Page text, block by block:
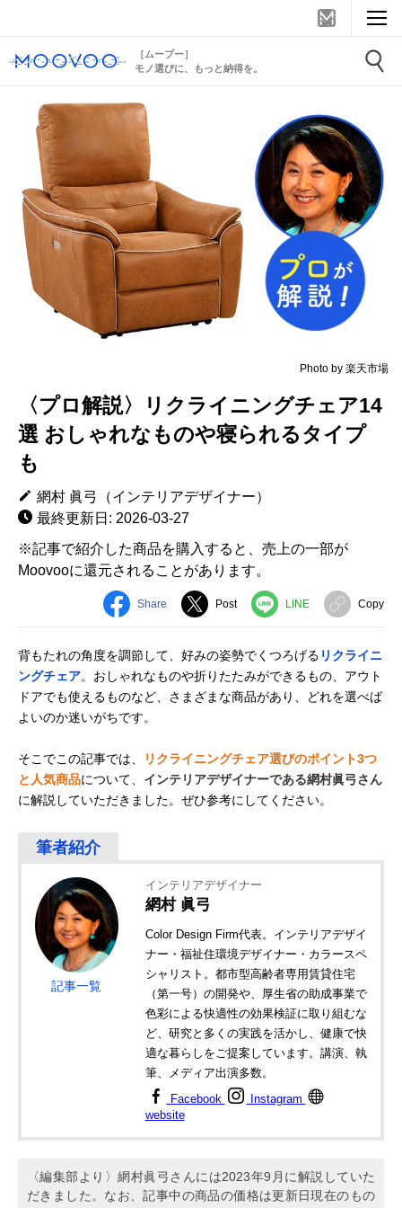
［ムーブー］
モノ選びに、もっと納得を。
Photo by 楽天市場
〈プロ解説〉リクライニングチェア14
選 おしゃれなものや寝られるタイプ
も
網村 眞弓（インテリアデザイナー）
最終更新日: 2026-03-27
※記事で紹介した商品を購入すると、売上の一部が
Moovooに還元されることがあります。
Share Post LINE Copy
背もたれの角度を調節して、好みの姿勢でくつろげる リクライニ
ングチェア。おしゃれなものや折りたたみができるもの、アウト
ドアでも使えるものなど、さまざまな商品があり、どれを選べば
よいのか迷いがちです。
そこでこの記事では、
リクライニングチェア選びのポイント3つ
と人気商品について、 インテリアデザイナーである網村眞弓さん
に解説していただきました。ぜひ参考にしてください。
記事一覧
インテリアデザイナー
網村 眞弓
Color Design Firm代表。インテリアデザイ
ナー・福祉住環境デザイナー・カラースペ
シャリスト。都市型高齢者専用賃貸住宅
（第一号）の開発や、厚生省の助成事業で
色彩による快適性の効果検証に取り組むな
ど、研究と多くの実践を活かし、健康で快
適な暮らしをご提案しています。講演、執
筆、メディア出演多数。
Facebook
Instagram
website
〈編集部より〉網村眞弓さんには2023年9月に解説していた
だきました。なお、記事中の商品の価格は更新日現在のもの